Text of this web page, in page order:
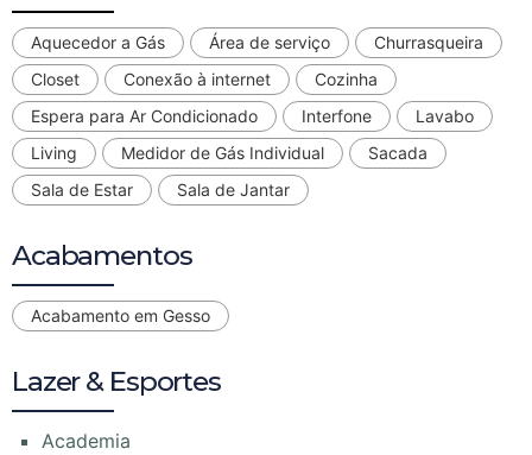
Aquecedor a Gás Área de serviço
Churrasqueira
Closet
Conexão à internet
Cozinha
Espera para Ar Condicionado
Interfone
Lavabo
Living
Medidor de Gás Individual
Sacada
Sala de Estar
Sala de Jantar
Acabamentos
Acabamento em Gesso
Lazer & Esportes
Academia